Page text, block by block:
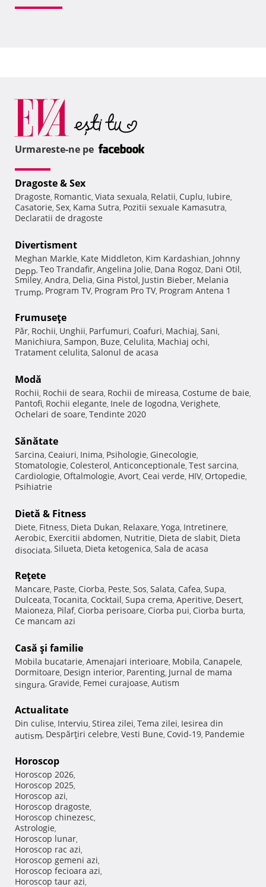
Urmareste-ne pe
Dragoste & Sex
Dragoste, Romantic, Viata sexuala, Relatii, Cuplu, Iubire,
Casatorie, Sex, Kama Sutra, Pozitii sexuale Kamasutra,
Declaratii de dragoste
Divertisment
Meghan Markle, Kate Middleton, Kim Kardashian, Johnny
Depp, Teo Trandafir, Angelina Jolie, Dana Rogoz, Dani Otil,
Smiley, Andra, Delia, Gina Pistol, Justin Bieber, Melania
Trump, Program TV, Program Pro TV, Program Antena 1
Frumuseţe
Păr, Rochii, Unghii, Parfumuri, Coafuri, Machiaj, Sani,
Manichiura, Sampon, Buze, Celulita, Machiaj ochi,
Tratament celulita, Salonul de acasa
Modă
Rochii, Rochii de seara, Rochii de mireasa, Costume de baie,
Pantofi, Rochii elegante, Inele de logodna, Verighete,
Ochelari de soare, Tendinte 2020
Sănătate
Sarcina, Ceaiuri, Inima, Psihologie, Ginecologie,
Stomatologie, Colesterol, Anticonceptionale, Test sarcina,
Cardiologie, Oftalmologie, Avort, Ceai verde, HIV, Ortopedie,
Psihiatrie
Dietă & Fitness
Diete, Fitness, Dieta Dukan, Relaxare, Yoga, Intretinere,
Aerobic, Exercitii abdomen, Nutritie, Dieta de slabit, Dieta
disociata, Silueta, Dieta ketogenica, Sala de acasa
Reţete
Mancare, Paste, Ciorba, Peste, Sos, Salata, Cafea, Supa,
Dulceata, Tocanita, Cocktail, Supa crema, Aperitive, Desert,
Maioneza, Pilaf, Ciorba perisoare, Ciorba pui, Ciorba burta,
Ce mancam azi
Casă şi familie
Mobila bucatarie, Amenajari interioare, Mobila, Canapele,
Dormitoare, Design interior, Parenting, Jurnal de mama
singura, Gravide, Femei curajoase, Autism
Actualitate
Din culise, Interviu, Stirea zilei, Tema zilei, Iesirea din
autism, Despărţiri celebre, Vesti Bune, Covid-19, Pandemie
Horoscop
Horoscop 2026,
Horoscop 2025,
Horoscop azi,
Horoscop dragoste,
Horoscop chinezesc,
Astrologie,
Horoscop lunar,
Horoscop rac azi,
Horoscop gemeni azi,
Horoscop fecioara azi,
Horoscop taur azi,